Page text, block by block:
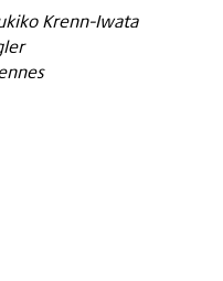
Krenn-Iwata